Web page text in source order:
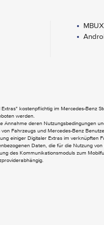
kostenpflichtig im Mercedes-Benz
werden.
Annahme deren Nutzungsbedingungen
Fahrzeugs und Mercedes-Benz
einiger Digitaler Extras im verknüpften
Daten, die für die Nutzung
des Kommunikationsmoduls zum